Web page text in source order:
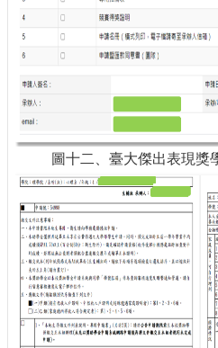
圖十二、臺大傑出表現獎